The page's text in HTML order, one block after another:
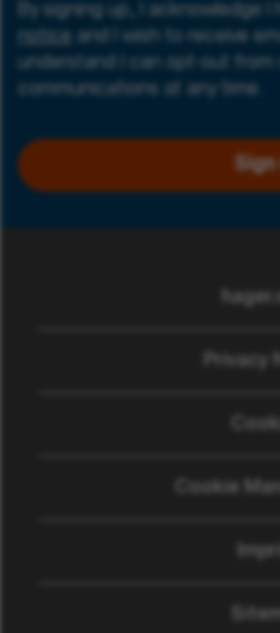
By signing up, I acknowledge I
notice and I wish to receive
understand I can opt-out from
communications at any time.
Privacy
Cookie